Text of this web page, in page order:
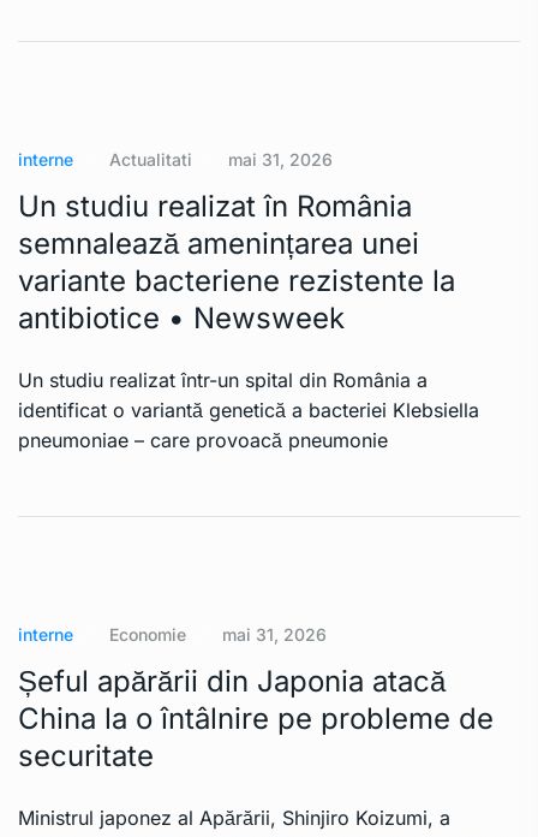
interne Actualitati mai 31, 2026
Un studiu realizat în România
semnalează amenințarea unei
variante bacteriene rezistente la
antibiotice • Newsweek
Un studiu realizat într-un spital din România a
identificat o variantă genetică a bacteriei Klebsiella
pneumoniae – care provoacă pneumonie
interne Economie mai 31, 2026
Șeful apărării din Japonia atacă
China la o întâlnire pe probleme de
securitate
Ministrul japonez al Apărării, Shinjiro Koizumi, a